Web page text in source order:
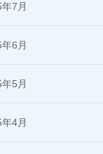
7月
6月
5月
4月